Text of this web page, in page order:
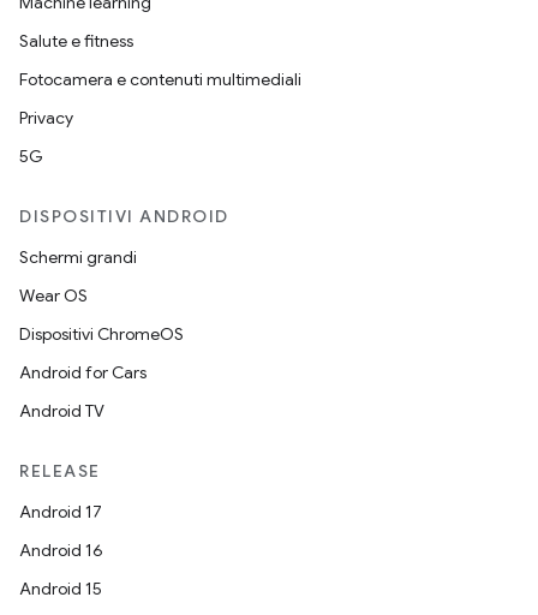
Salute e fitness
Fotocamera e contenuti multimediali
Privacy
5G
DISPOSITIVI ANDROID
Schermi grandi
Wear OS
Dispositivi ChromeOS
Android for Cars
Android TV
RELEASE
Android 17
Android 16
Android 15